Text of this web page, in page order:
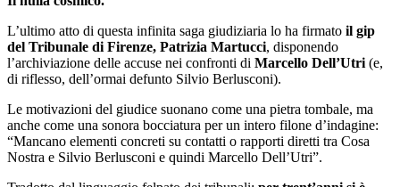
​L’ultimo atto di questa infinita saga giudiziaria lo ha firmato il gip
del Tribunale di Firenze, Patrizia Martucci, disponendo
l’archiviazione delle accuse nei confronti di Marcello Dell’Utri (e,
di riflesso, dell’ormai defunto Silvio Berlusconi).
Le motivazioni del giudice suonano come una pietra tombale, ma
anche come una sonora bocciatura per un intero filone d’indagine:
“Mancano elementi concreti su contatti o rapporti diretti tra Cosa
Nostra e Silvio Berlusconi e quindi Marcello Dell’Utri”.